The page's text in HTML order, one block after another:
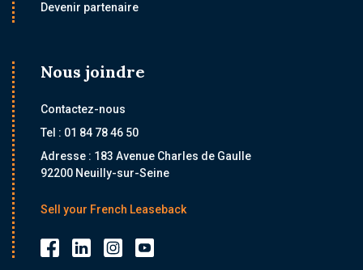
Devenir partenaire
Nous joindre
Contactez-nous
Tel : 01 84 78 46 50
Adresse : 183 Avenue Charles de Gaulle
92200 Neuilly-sur-Seine
Sell your French Leaseback